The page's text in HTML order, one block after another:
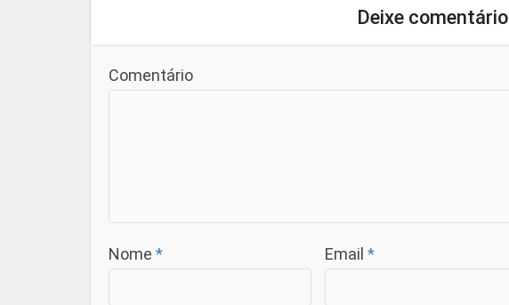
Deixe comentário
Comentário
Nome * Email *